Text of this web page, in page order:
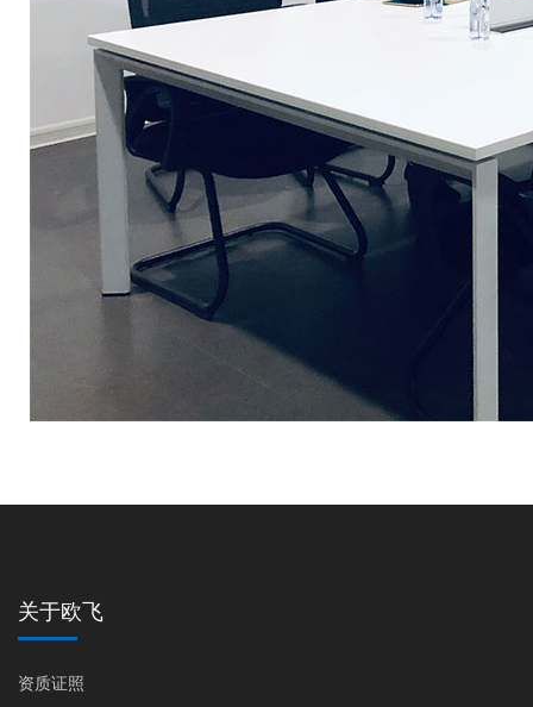
关于欧飞
资质证照